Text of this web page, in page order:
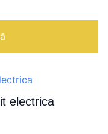
electrica